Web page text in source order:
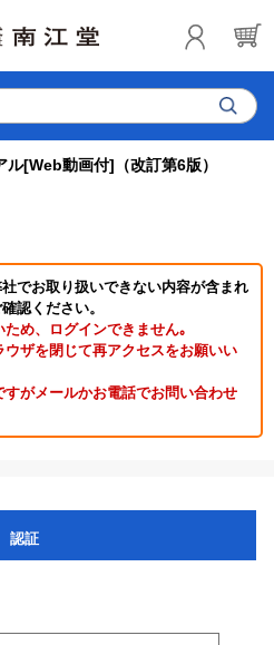
[Web動画付]（改訂第6版）
でお取り扱いできない内容が含まれ
認ください。
め、ログインできません｡
ザを閉じて再アクセスをお願いい
がメールかお電話でお問い合わせ
認証